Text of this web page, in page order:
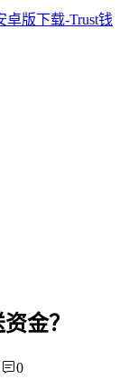
金？
0